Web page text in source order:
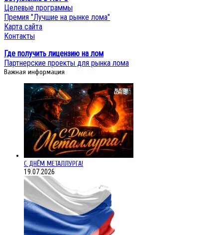
Целевые программы
Премия "Лучшие на рынке лома"
Карта сайта
Контакты
Где получить лицензию на лом
Партнерские проекты для рынка лома
Важная информация
С ДНЁМ МЕТАЛЛУРГА!
19.07.2026